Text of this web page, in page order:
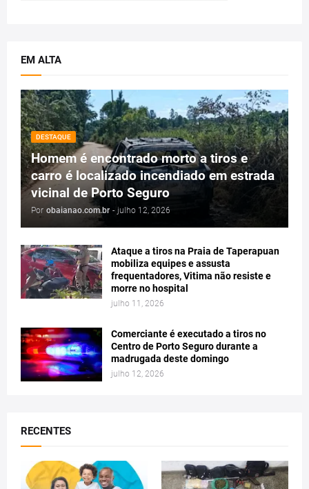
EM ALTA
DESTAQUE
Homem é encontrado morto a tiros e
carro é localizado incendiado em estrada
vicinal de Porto Seguro
Por obaianao.com.br - julho 12, 2026
Ataque a tiros na Praia de Taperapuan
mobiliza equipes e assusta
frequentadores, Vitima não resiste e
morre no hospital
julho 11, 2026
Comerciante é executado a tiros no
Centro de Porto Seguro durante a
madrugada deste domingo
julho 12, 2026
RECENTES